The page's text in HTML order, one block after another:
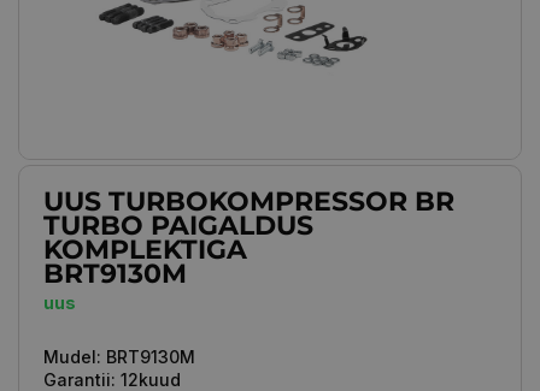
UUS TURBOKOMPRESSOR BR
TURBO PAIGALDUS
KOMPLEKTIGA
BRT9130M
uus
Mudel: BRT9130M
Garantii: 12kuud